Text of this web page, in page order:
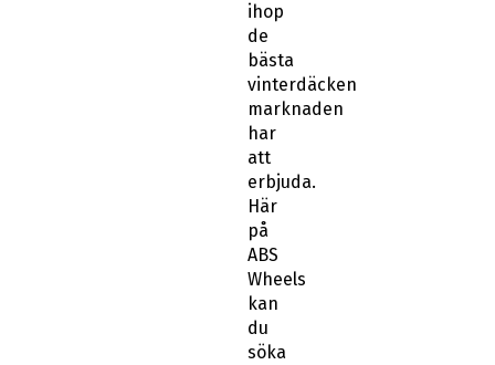
bästa
vinterdäcken
marknaden
har
att
erbjuda.
Här
på
ABS
Wheels
kan
du
söka
med
ditt